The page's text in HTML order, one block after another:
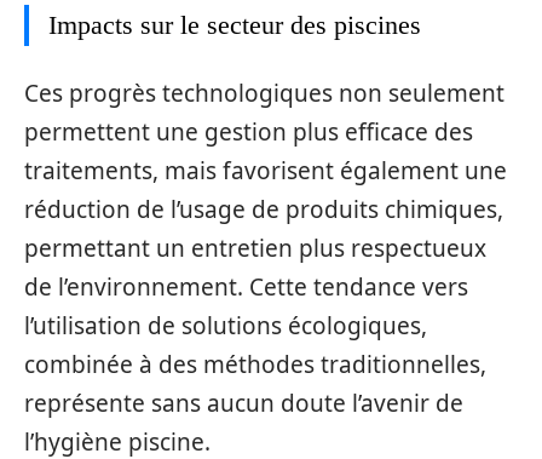
Impacts sur le secteur des piscines
Ces progrès technologiques non seulement
permettent une gestion plus efficace des
traitements, mais favorisent également une
réduction de l’usage de produits chimiques,
permettant un entretien plus respectueux
de l’environnement. Cette tendance vers
l’utilisation de solutions écologiques,
combinée à des méthodes traditionnelles,
représente sans aucun doute l’avenir de
l’hygiène piscine.